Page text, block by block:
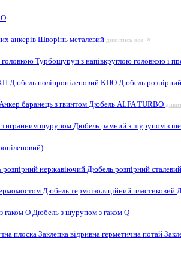
анкерів Шворінь металевий дивитись все
Турбошуруп з напівкруглою головкою і
Дюбель поліпропіленовий КПО Дюбель
баранець з гвинтом Дюбель ALFA TURBO
шурупом Дюбель рамний з шурупом з
нержавіючий Дюбель розпірний сталевий
Дюбель термоізоляційний пластиковий
гаком O Дюбель з шурупом з гаком Q
плоска Заклепка відривна герметична потай